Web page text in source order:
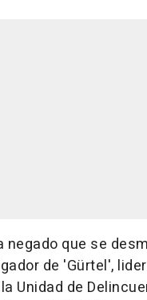
negado que se
de 'Gürtel',
Unidad de